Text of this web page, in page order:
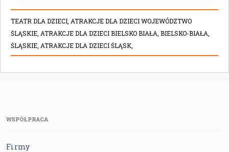
TEATR DLA DZIECI, ATRAKCJE DLA DZIECI WOJEWÓDZTWO
ŚLĄSKIE, ATRAKCJE DLA DZIECI BIELSKO BIAŁA, BIELSKO-BIAŁA,
ŚLĄSKIE, ATRAKCJE DLA DZIECI ŚLĄSK,
WSPÓŁPRACA
Firmy